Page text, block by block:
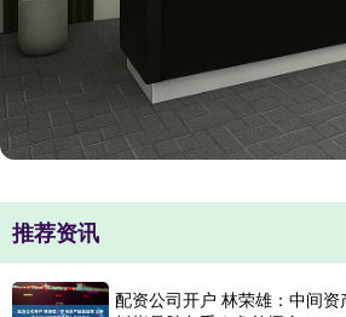
推荐资讯
配资公司开户 林荣雄：中间